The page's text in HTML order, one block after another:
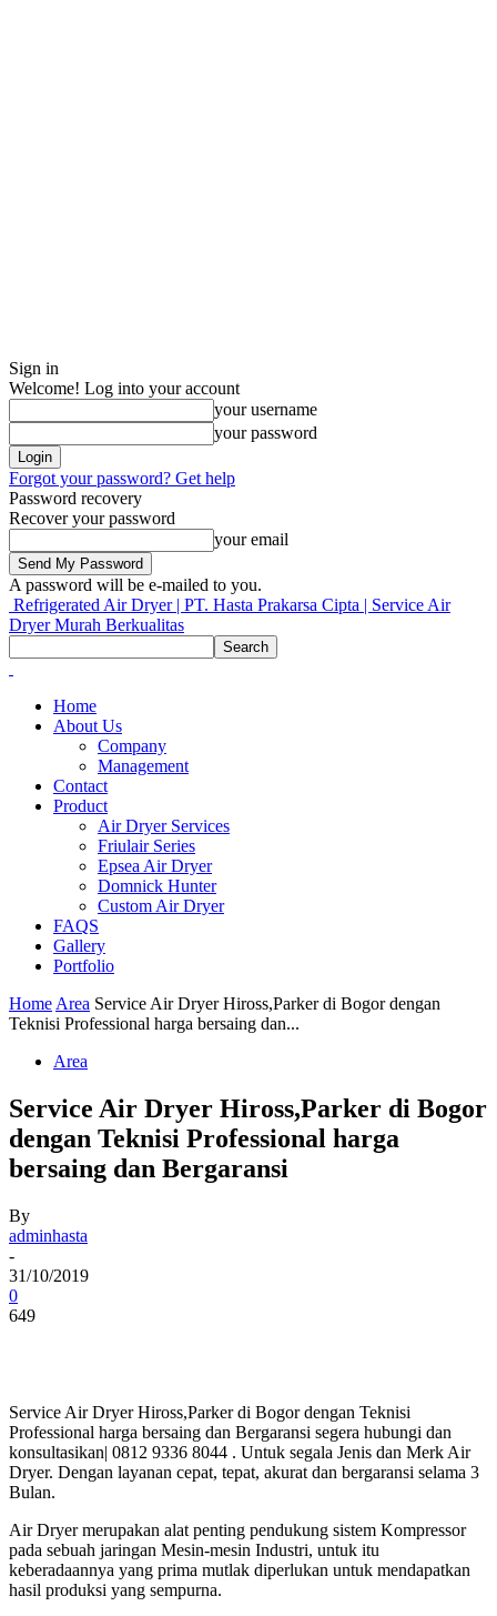
Sign in
Welcome! Log into your account
your username
your password
Forgot your password? Get help
Password recovery
Recover your password
your email
A password will be e-mailed to you.
Refrigerated Air Dryer | PT. Hasta Prakarsa Cipta | Service Air
Dryer Murah Berkualitas
Home
About Us
Company
Management
Contact
Product
Air Dryer Services
Friulair Series
Epsea Air Dryer
Domnick Hunter
Custom Air Dryer
FAQS
Gallery
Portfolio
Home Area Service Air Dryer Hiross,Parker di Bogor dengan
Teknisi Professional harga bersaing dan...
Area
Service Air Dryer Hiross,Parker di Bogor
dengan Teknisi Professional harga
bersaing dan Bergaransi
By
adminhasta
-
31/10/2019
0
649
Service Air Dryer Hiross,Parker di Bogor dengan Teknisi
Professional harga bersaing dan Bergaransi segera hubungi dan
konsultasikan| 0812 9336 8044 . Untuk segala Jenis dan Merk Air
Dryer. Dengan layanan cepat, tepat, akurat dan bergaransi selama 3
Bulan.
Air Dryer merupakan alat penting pendukung sistem Kompressor
pada sebuah jaringan Mesin-mesin Industri, untuk itu
keberadaannya yang prima mutlak diperlukan untuk mendapatkan
hasil produksi yang sempurna.